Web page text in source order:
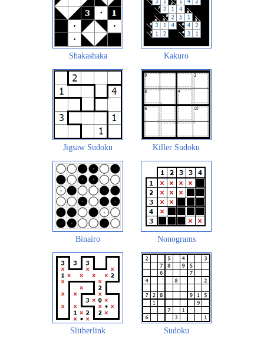
Shakashaka Kakuro
Jigsaw Sudoku Killer Sudoku
Binairo Nonograms
Slitherlink Sudoku